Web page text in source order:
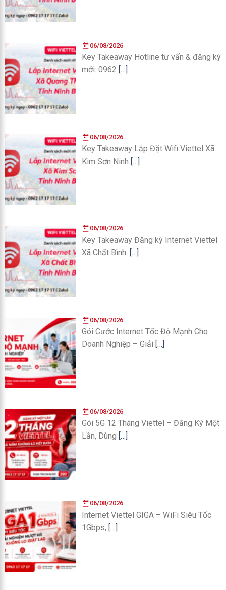
06/08/2026
Key Takeaway Hotline tư vấn & đăng ký
mới: 0962 […]
06/08/2026
Key Takeaway Lắp Đặt Wifi Viettel Xã
Kim Sơn Ninh […]
06/08/2026
Key Takeaway Đăng ký Internet Viettel
Xã Chất Bình: […]
06/08/2026
Gói Cước Internet Tốc Độ Mạnh Cho
Doanh Nghiệp – Giải […]
06/08/2026
Gói 5G 12 Tháng Viettel – Đăng Ký Một
Lần, Dùng […]
06/08/2026
Internet Viettel GIGA – WiFi Siêu Tốc
1Gbps, […]